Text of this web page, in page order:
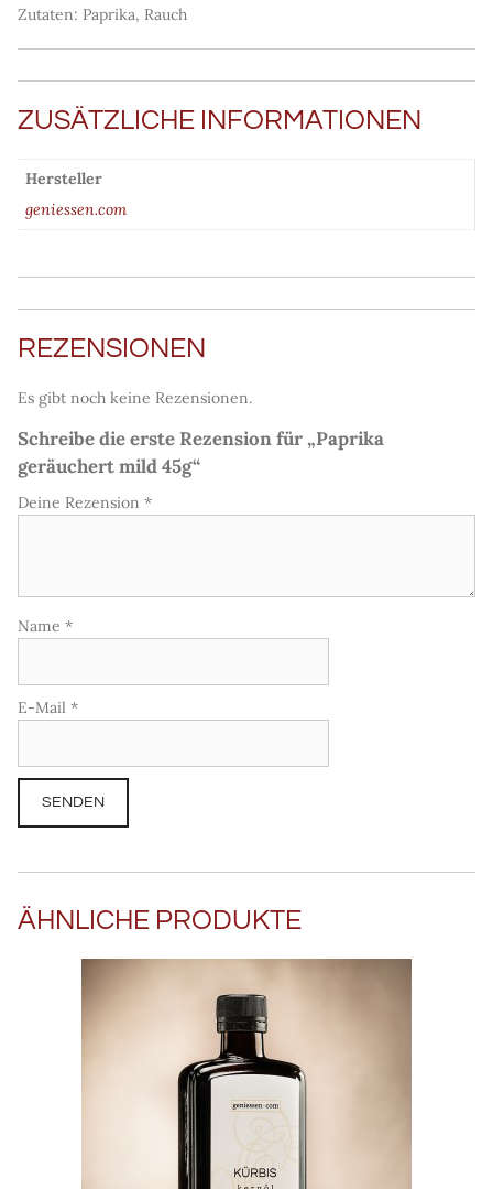
Zutaten: Paprika, Rauch
ZUSÄTZLICHE INFORMATIONEN
Hersteller
geniessen.com
REZENSIONEN
Es gibt noch keine Rezensionen.
Schreibe die erste Rezension für „Paprika
geräuchert mild 45g“
Deine Rezension *
Name *
E-Mail *
ÄHNLICHE PRODUKTE